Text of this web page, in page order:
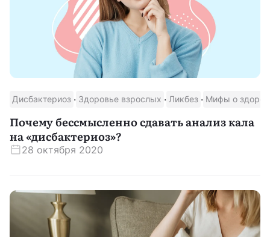
Дисбактериоз · Здоровье взрослых · Ликбез · Мифы о
Почему бессмысленно сдавать анализ кала
на «дисбактериоз»?
28 октября 2020